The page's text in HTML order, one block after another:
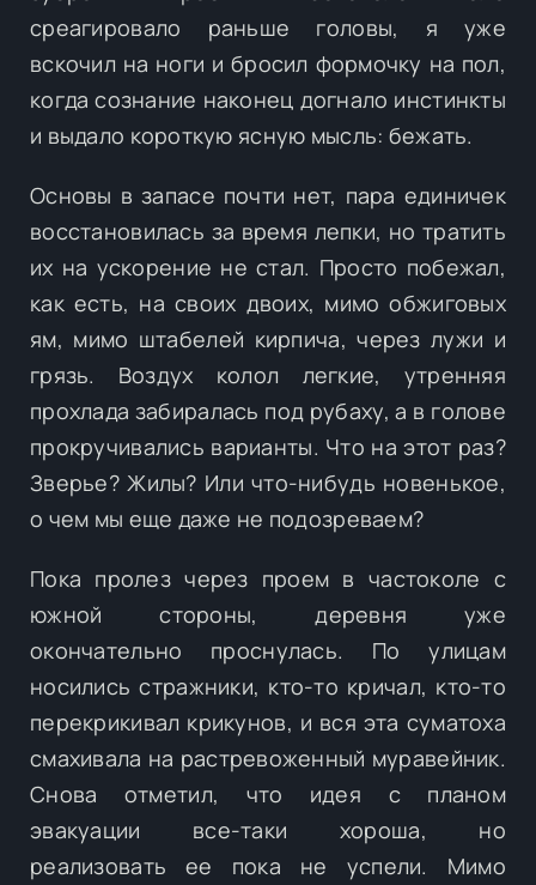
среагировало раньше головы, я уже
вскочил на ноги и бросил формочку на пол,
когда сознание наконец догнало инстинкты
и выдало короткую ясную мысль: бежать.
Основы в запасе почти нет, пара единичек
восстановилась за время лепки, но тратить
их на ускорение не стал. Просто побежал,
как есть, на своих двоих, мимо обжиговых
ям, мимо штабелей кирпича, через лужи и
грязь. Воздух колол легкие, утренняя
прохлада забиралась под рубаху, а в голове
прокручивались варианты. Что на этот раз?
Зверье? Жилы? Или что-нибудь новенькое,
о чем мы еще даже не подозреваем?
Пока пролез через проем в частоколе с
южной стороны, деревня уже
окончательно проснулась. По улицам
носились стражники, кто-то кричал, кто-то
перекрикивал крикунов, и вся эта суматоха
смахивала на растревоженный муравейник.
Снова отметил, что идея с планом
эвакуации все-таки хороша, но
реализовать ее пока не успели. Мимо